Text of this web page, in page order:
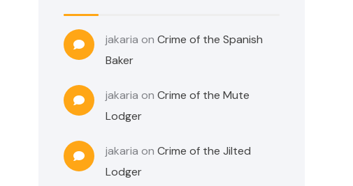
jakaria onCrime of the Spanish
Baker
jakaria onCrime of the Mute
Lodger
jakaria onCrime of the Jilted
Lodger